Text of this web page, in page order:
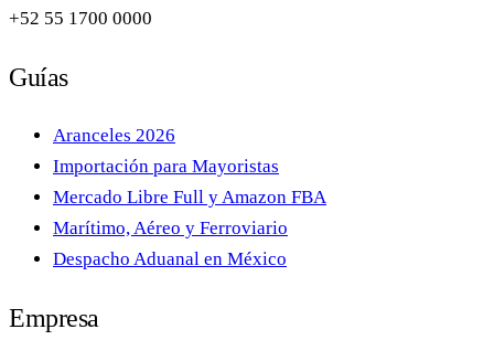
+52 55 1700 0000
Guías
Aranceles 2026
Importación para Mayoristas
Mercado Libre Full y Amazon FBA
Marítimo, Aéreo y Ferroviario
Despacho Aduanal en México
Empresa